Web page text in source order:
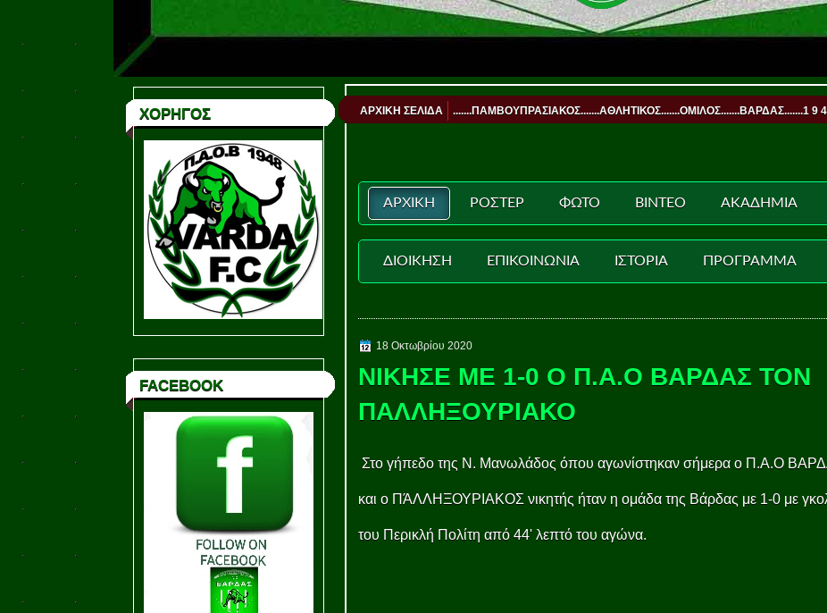
ΧΟΡΗΓΟΣ
FACEBOOK
ΑΡΧΙΚΗ ΣΕΛΙΔΑ .......ΠΑΜΒΟΥΠΡΑΣΙΑΚΟΣ.......ΑΘΛΗΤΙΚΟΣ.......ΟΜΙΛΟΣ.......ΒΑΡΔΑΣ.......1 9
ΑΡΧΙΚΗ ΡΟΣΤΕΡ ΦΩΤΟ ΒΙΝΤΕΟ ΑΚΑΔΗΜΙΑ
ΔΙΟΙΚΗΣΗ ΕΠΙΚΟΙΝΩΝΙΑ ΙΣΤΟΡΙΑ ΠΡΟΓΡΑΜΜΑ
18 Οκτωβρίου 2020
ΝΙΚΗΣΕ ΜΕ 1-0 Ο Π.Α.Ο ΒΑΡΔΑΣ ΤΟΝ
ΠΑΛΛΗΞΟΥΡΙΑΚΟ
Στο γήπεδο της Ν. Μανωλάδος όπου αγωνίστηκαν σήμερα ο Π.Α.Ο
και ο ΠΆΛΛΗΞΟΥΡΙΑΚΟΣ νικητής ήταν η ομάδα της Βάρδας με 1-0 με
του Περικλή Πολίτη από 44' λεπτό του αγώνα.